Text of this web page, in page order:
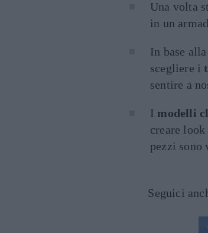
Una volta
in un
In base
scegliere i
sentire a
I modelli
creare
pezzi
Seguici